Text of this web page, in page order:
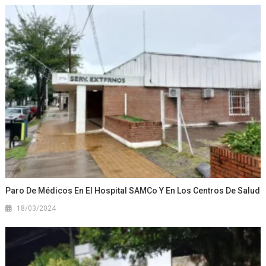
Paro De Médicos En El Hospital SAMCo Y En Los Centros De Salud
18/03/2024